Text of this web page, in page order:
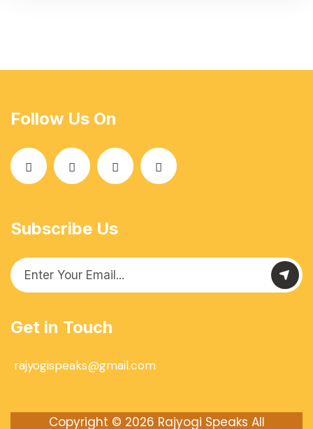
Follow Us On
Subscribe Us
Get in Touch
rajyogispeaks@gmail.com
Copyright © 2026 Rajyogi Speaks All